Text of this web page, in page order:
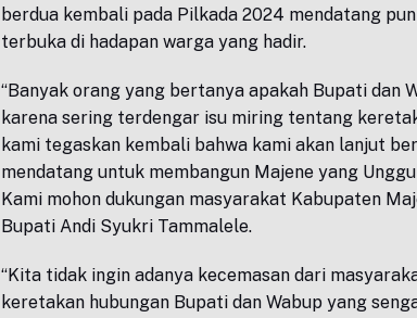
berdua kembali pada Pilkada 2024 mendatang
terbuka di hadapan warga yang hadir.
“Banyak orang yang bertanya apakah Bupati dan
karena sering terdengar isu miring tentang
kami tegaskan kembali bahwa kami akan lanjut
mendatang untuk membangun Majene yang
Kami mohon dukungan masyarakat Kabupaten
Bupati Andi Syukri Tammalele.
“Kita tidak ingin adanya kecemasan dari
keretakan hubungan Bupati dan Wabup yang